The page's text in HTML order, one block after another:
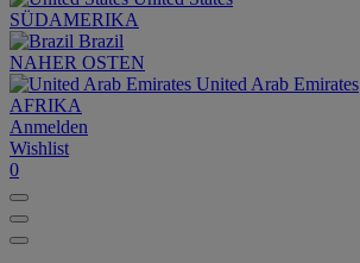
SÜDAMERIKA
Brazil
NAHER OSTEN
United Arab Emirates
AFRIKA
Anmelden
Wishlist
0